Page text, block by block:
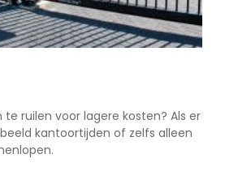
ruilen voor lagere kosten? Als er
kantoortijden of zelfs alleen